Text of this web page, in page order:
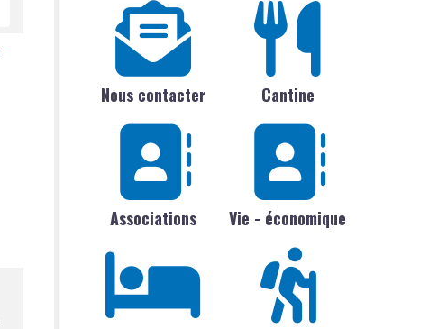
Nous contacter Cantine
Associations Vie - économique